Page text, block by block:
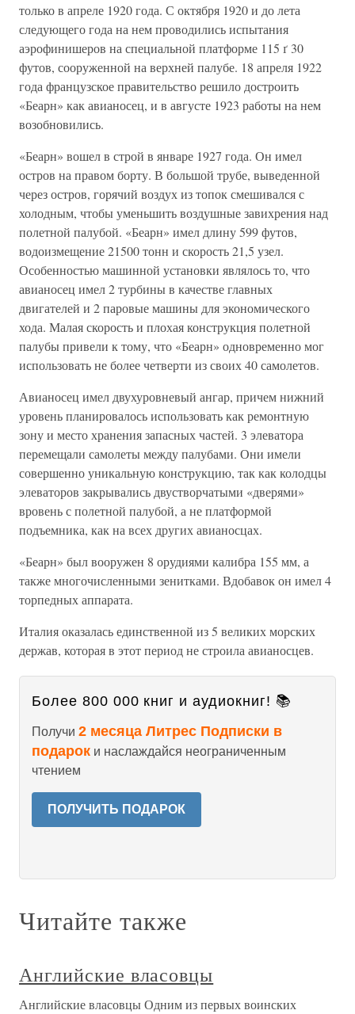
только в апреле 1920 года. С октября 1920 и до лета
следующего года на нем проводились испытания
аэрофинишеров на специальной платформе 115 ґ 30
футов, сооруженной на верхней палубе. 18 апреля 1922
года французское правительство решило достроить
«Беарн» как авианосец, и в августе 1923 работы на нем
возобновились.
«Беарн» вошел в строй в январе 1927 года. Он имел
остров на правом борту. В большой трубе, выведенной
через остров, горячий воздух из топок смешивался с
холодным, чтобы уменьшить воздушные завихрения над
полетной палубой. «Беарн» имел длину 599 футов,
водоизмещение 21500 тонн и скорость 21,5 узел.
Особенностью машинной установки являлось то, что
авианосец имел 2 турбины в качестве главных
двигателей и 2 паровые машины для экономического
хода. Малая скорость и плохая конструкция полетной
палубы привели к тому, что «Беарн» одновременно мог
использовать не более четверти из своих 40 самолетов.
Авианосец имел двухуровневый ангар, причем нижний
уровень планировалось использовать как ремонтную
зону и место хранения запасных частей. 3 элеватора
перемещали самолеты между палубами. Они имели
совершенно уникальную конструкцию, так как колодцы
элеваторов закрывались двустворчатыми «дверями»
вровень с полетной палубой, а не платформой
подъемника, как на всех других авианосцах.
«Беарн» был вооружен 8 орудиями калибра 155 мм, а
также многочисленными зенитками. Вдобавок он имел 4
торпедных аппарата.
Италия оказалась единственной из 5 великих морских
держав, которая в этот период не строила авианосцев.
Более 800 000 книг и аудиокниг! 📚
Получи 2 месяца Литрес Подписки в
подарок и наслаждайся неограниченным
чтением
ПОЛУЧИТЬ ПОДАРОК
Читайте также
Английские власовцы
Английские власовцы Одним из первых воинских